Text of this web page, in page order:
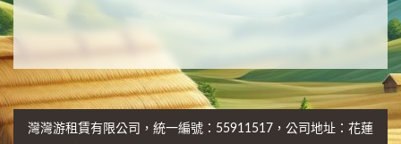
灣灣游租賃有限公司，統一編號：55911517，公司地址：花蓮